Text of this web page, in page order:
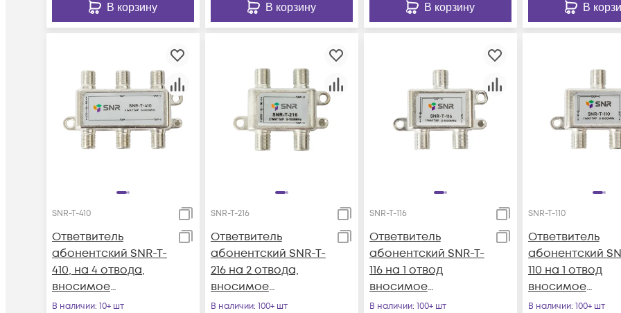
В корзину В корзину В корзину В
SNR-T-410
Ответвитель
абонентский SNR-T-
410, на 4 отвода,
вносимое
затухание IN-TAP
В наличии: 10+ шт
SNR-T-216
Ответвитель
абонентский SNR-T-
216 на 2 отвода,
вносимое
затухание IN-TAP
В наличии: 100+ шт
SNR-T-116
Ответвитель
абонентский SNR-T-
116 на 1 отвод
вносимое
затухание IN-TAP
В наличии: 100+ шт
SNR-T-110
Ответвитель
абонентский
110 на 1 отвод
вносимое
затухание IN-
В наличии: 100+ шт